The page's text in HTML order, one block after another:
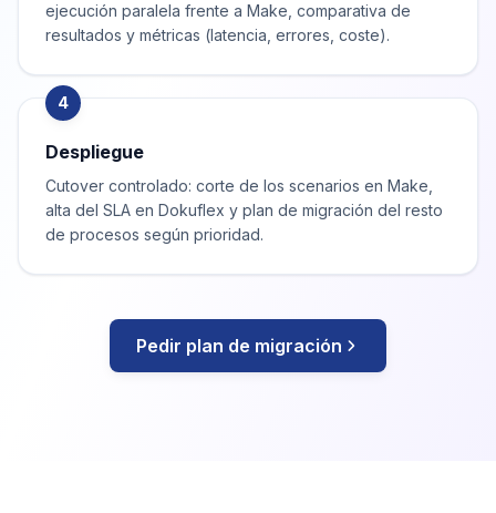
ejecución paralela frente a Make, comparativa de
resultados y métricas (latencia, errores, coste).
4
Despliegue
Cutover controlado: corte de los scenarios en Make,
alta del SLA en Dokuflex y plan de migración del resto
de procesos según prioridad.
Pedir plan de migración